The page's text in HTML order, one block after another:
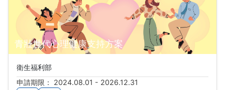
青壯世代心理健康支持方案
衛生福利部
申請期限： 2024.08.01 - 2026.12.31